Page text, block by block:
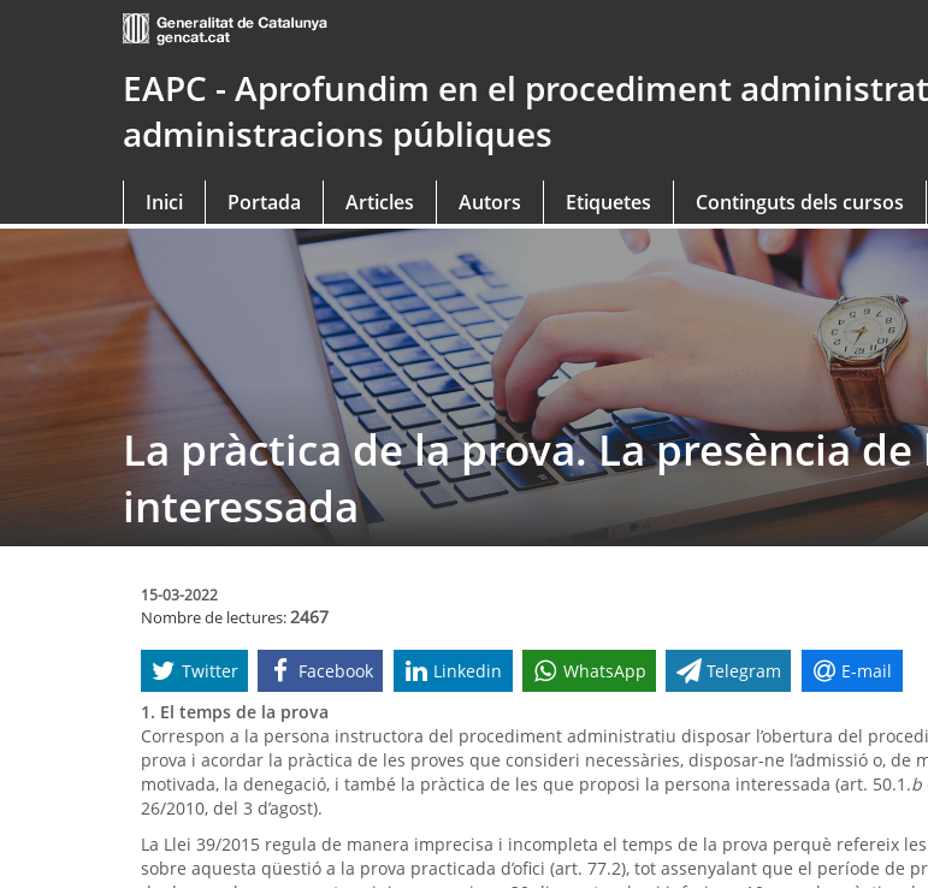
EAPC - Aprofundim en el procediment
administracions públiques
Inici Portada Articles Autors Etiquetes Continguts dels cursos
La pràctica de la prova. La presència
interessada
15-03-2022
Nombre de lectures:2467
Twitter Facebook Linkedin WhatsApp Telegram
E-mail
1. El temps de la prova
Correspon a la persona instructora del procediment administratiu disposar l’obertura del
prova i acordar la pràctica de les proves que consideri necessàries, disposar-ne l’admissió o, de
motivada, la denegació, i també la pràctica de les que proposi la persona interessada (art. 50.1.b
26/2010, del 3 d’agost).
La Llei 39/2015 regula de manera imprecisa i incompleta el temps de la prova perquè refereix
sobre aquesta qüestió a la prova practicada d’ofici (art. 77.2), tot assenyalant que el període de